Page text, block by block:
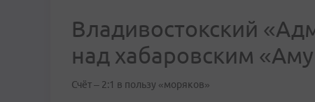
Владивостокский
над хабаровским
Счёт – 2:1 в пользу «моряков»